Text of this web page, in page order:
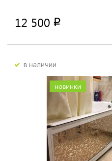
12 500 p
в наличии
новинки